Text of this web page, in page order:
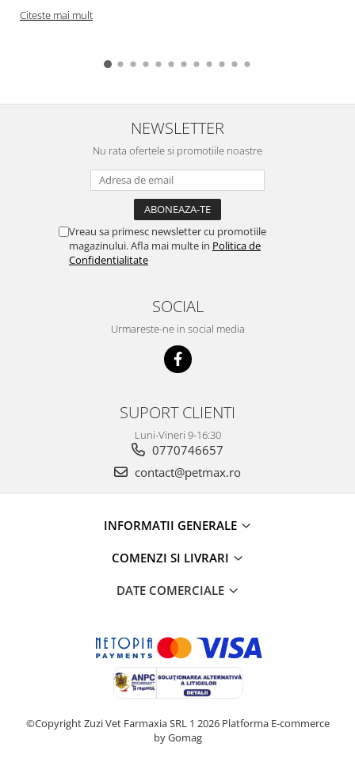
Citeste mai mult
NEWSLETTER
Nu rata ofertele si promotiile noastre
Vreau sa primesc newsletter cu promotiile
magazinului. Afla mai multe in Politica de
Confidentialitate
SOCIAL
Urmareste-ne in social media
SUPORT CLIENTI
Luni-Vineri 9-16:30
0770746657
contact@petmax.ro
INFORMATII GENERALE
COMENZI SI LIVRARI
DATE COMERCIALE
©Copyright Zuzi Vet Farmaxia SRL 1 2026 Platforma E-commerce
by Gomag